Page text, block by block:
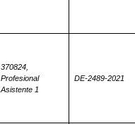
370824,
Profesional
Asistente 1
DE-2489-2021